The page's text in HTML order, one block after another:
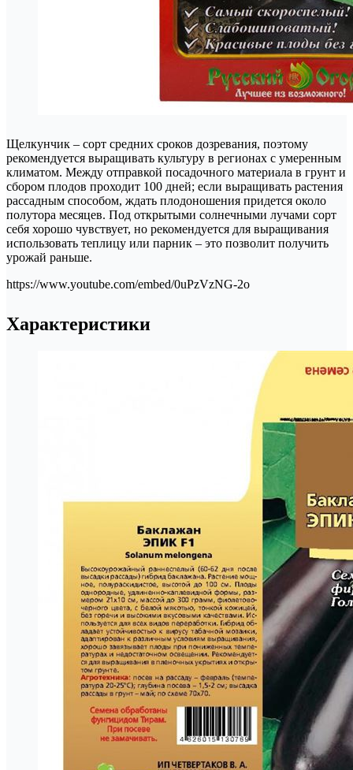
Щелкунчик – сорт средних сроков дозревания, поэтому
рекомендуется выращивать культуру в регионах с умеренным
климатом. Между отправкой посадочного материала в грунт и
сбором плодов проходит 100 дней; если выращивать растения
рассадным способом, ждать плодоношения придется около
полутора месяцев. Под открытыми солнечными лучами сорт
себя хорошо чувствует, но рекомендуется для выращивания
использовать теплицу или парник – это позволит получить
урожай раньше.
https://www.youtube.com/embed/0uPzVzNG-2o
Характеристики